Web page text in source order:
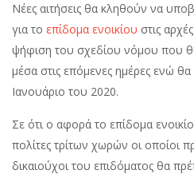
Νέες αιτήσεις θα κληθούν να
για το επίδομα ενοικίου στις
ψήφιση του σχεδίου νόμου που
μέσα στις επόμενες ημέρες ενώ
Ιανουάριο του 2020.
Σε ότι ο αφορά το επίδομα
πολίτες τρίτων χωρών οι οποίοι
δικαιούχοι του επιδόματος θα